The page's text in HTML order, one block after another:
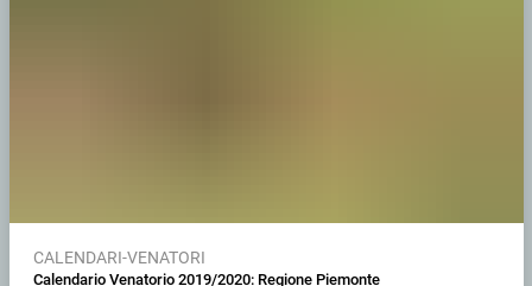
CALENDARI-VENATORI
Calendario Venatorio 2019/2020: Regione Piemonte